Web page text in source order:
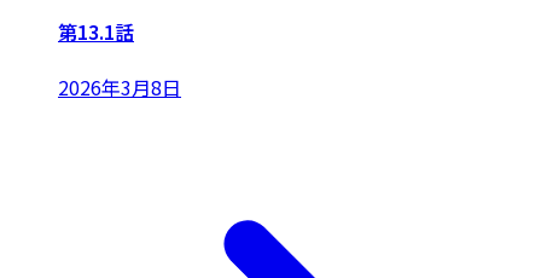
第13.1話
2026年3月8日